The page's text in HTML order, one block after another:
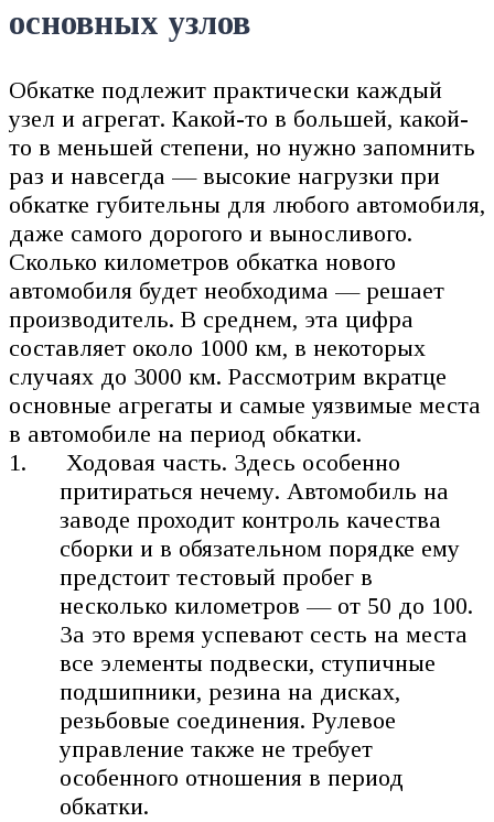
основных узлов
Обкатке подлежит практически каждый
узел и агрегат. Какой-то в большей, какой-
то в меньшей степени, но нужно запомнить
раз и навсегда — высокие нагрузки при
обкатке губительны для любого автомобиля,
даже самого дорогого и выносливого.
Сколько километров обкатка нового
автомобиля будет необходима — решает
производитель. В среднем, эта цифра
составляет около 1000 км, в некоторых
случаях до 3000 км. Рассмотрим вкратце
основные агрегаты и самые уязвимые места
в автомобиле на период обкатки.
Ходовая часть. Здесь особенно
притираться нечему. Автомобиль на
заводе проходит контроль качества
сборки и в обязательном порядке ему
предстоит тестовый пробег в
несколько километров — от 50 до 100.
За это время успевают сесть на места
все элементы подвески, ступичные
подшипники, резина на дисках,
резьбовые соединения. Рулевое
управление также не требует
особенного отношения в период
обкатки.